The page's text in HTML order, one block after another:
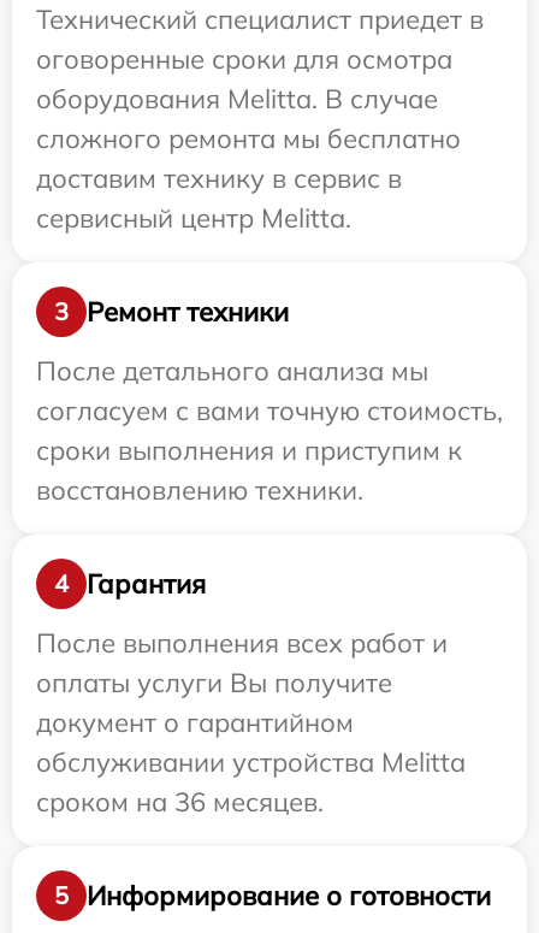
Технический специалист приедет в
оговоренные сроки для осмотра
оборудования Melitta. В случае
сложного ремонта мы бесплатно
доставим технику в сервис в
сервисный центр Melitta.
3
Ремонт техники
После детального анализа мы
согласуем с вами точную стоимость,
сроки выполнения и приступим к
восстановлению техники.
4
Гарантия
После выполнения всех работ и
оплаты услуги Вы получите
документ о гарантийном
обслуживании устройства Melitta
сроком на 36 месяцев.
5
Информирование о готовности